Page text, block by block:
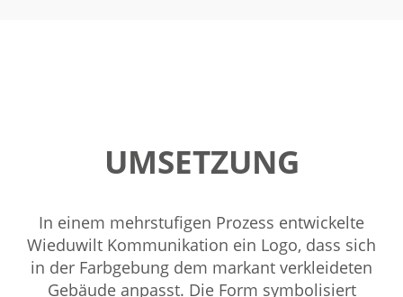
UMSETZUNG
In einem mehrstufigen Prozess entwickelte
Wieduwilt Kommunikation ein Logo, dass sich
in der Farbgebung dem markant verkleideten
Gebäude anpasst. Die Form symbolisiert